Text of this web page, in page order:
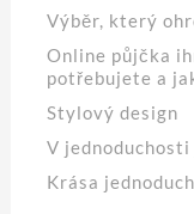
Výběr, který
Online půjčka
potřebujete a
Stylový design
V
Krása